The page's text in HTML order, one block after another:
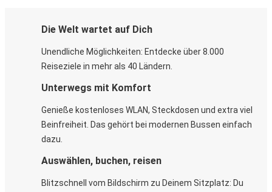
Die Welt wartet auf Dich
Unendliche Möglichkeiten: Entdecke über 8.000
Reiseziele in mehr als 40 Ländern.
Unterwegs mit Komfort
Genieße kostenloses WLAN, Steckdosen und extra viel
Beinfreiheit. Das gehört bei modernen Bussen einfach
dazu.
Auswählen, buchen, reisen
Blitzschnell vom Bildschirm zu Deinem Sitzplatz: Du